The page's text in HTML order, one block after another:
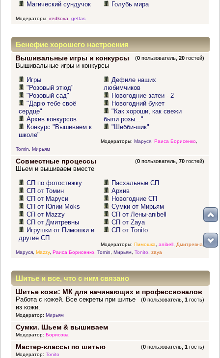
Магический сундучок Голубь мира
Модераторы: iredkova gettas
Бенефис хорошего настроения
Вышивальные игры и конкурсы (0 пользователь,20 гостей)
Вышивальные игры и конкурсы
Игры
"Розовый этюд"
"Розовый сад"
"Дарю тебе своё
сердце"
Архив конкурсов
Конкурс "Вышиваем к
школе"
Дефиле наших
любимчиков
Новогодние затеи - 2
Новогодний букет
"Как хороши, как свежи
были розы..."
"Шебби-шик"
Модераторы: Маруся, Раиса Борисенко,
Tomin
Мирьям
Совместные процессы (0 пользователь,70 гостей)
Шьем и вышиваем вместе
СП по фотостежку
СП от Томин
СП от Маруси
СП от Юлии-Moks
СП от Mazzy
СП от Дмитревны
Игрушки от Пимошки и
другие СП
Пасхальные СП
Архив
Новогодние СП
Сумки от Мирьям
СП от Лены-anibell
СП от Zaya
СП от Tonito
Модераторы: Пимошка anibell, Дмитревна,
Маруся, Mazzy, Раиса Борисенко, Tomin Мирьям, Tonito zaya
Шитье и все, что с ним связано
Шитье кожи: МК для начинающих и профессионалов
(0 пользователь,1 гость)
Работа с кожей. Все секреты при шитье
из кожи.
Модератор: Мирьям
Сумки. Шьем & вышиваем
Модератор: Борисова
Мастер-классы по шитью (0 пользователь,1 гость)
Модератор: Tonito